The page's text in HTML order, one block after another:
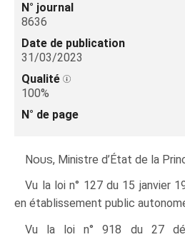
N° journal
8636
Date de publication
31/03/2023
Qualité
100%
N° de page
Nous, Ministre d’État de la
Vu la loi n° 127 du 15 janvier
en établissement public
Vu la loi n° 918 du 27